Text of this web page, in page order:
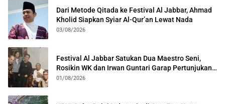
Dari Metode Qitada ke Festival Al Jabbar, Ahmad
Kholid Siapkan Syiar Al-Qur’an Lewat Nada
03/08/2026
Festival Al Jabbar Satukan Dua Maestro Seni,
Rosikin WK dan Irwan Guntari Garap Pertunjukan
Kolosal
01/08/2026